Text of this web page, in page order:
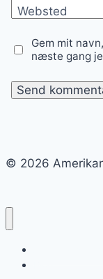
Websted
Gem mit
næste gang
© 2026